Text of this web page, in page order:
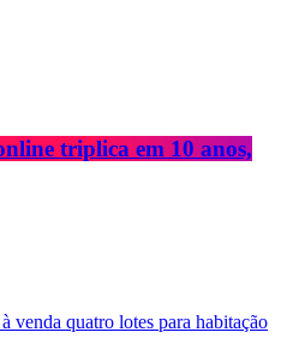
triplica em 10 anos,